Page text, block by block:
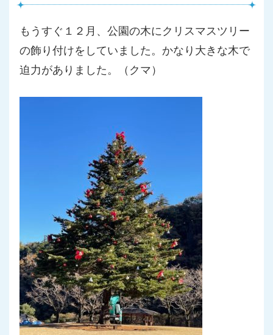
もうすぐ１２月、公園の木にクリスマスツリー
の飾り付けをしていました。かなり大きな木で
迫力がありました。（クマ）